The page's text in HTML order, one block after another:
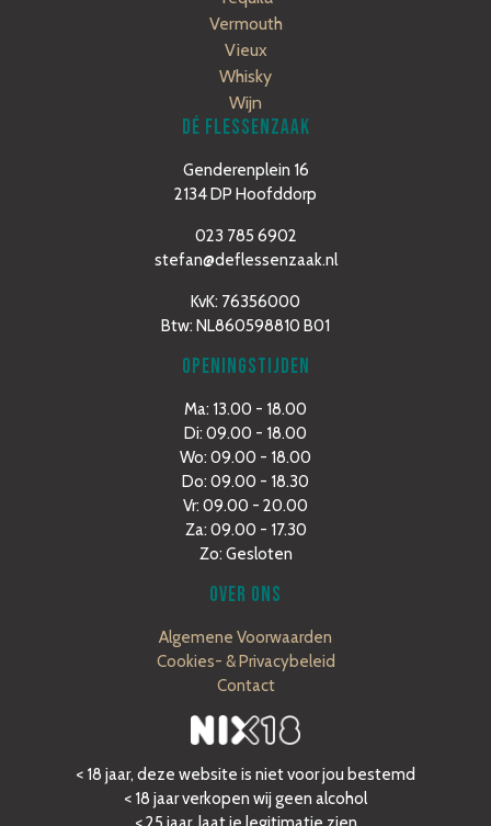
Vermouth
Vieux
Whisky
Wijn
DÉ FLESSENZAAK
Genderenplein 16
2134 DP Hoofddorp
023 785 6902
stefan@deflessenzaak.nl
KvK: 76356000
Btw: NL860598810 B01
OPENINGSTIJDEN
Ma: 13.00 - 18.00
Di: 09.00 - 18.00
Wo: 09.00 - 18.00
Do: 09.00 - 18.30
Vr: 09.00 - 20.00
Za: 09.00 - 17.30
Zo: Gesloten
OVER ONS
Algemene Voorwaarden
Cookies- & Privacybeleid
Contact
< 18 jaar, deze website is niet voor jou bestemd
< 18 jaar verkopen wij geen alcohol